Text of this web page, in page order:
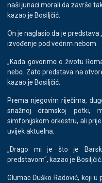
naši junaci morali da završe
kazao je Bosiljčić.
On je naglasio da je predstava
izvođenje pod vedrim nebom.
„Kada govorimo o životu
nebo. Zato predstava na
kazao je Bosiljčić.
Prema njegovim riječima,
snažnoj dramskoj potki,
simfonijskom orkestru, ali
uvijek aktuelna.
„Drago mi je što je
predstavom“, kazao je Bosiljčić.
Glumac Duško Radović, koji